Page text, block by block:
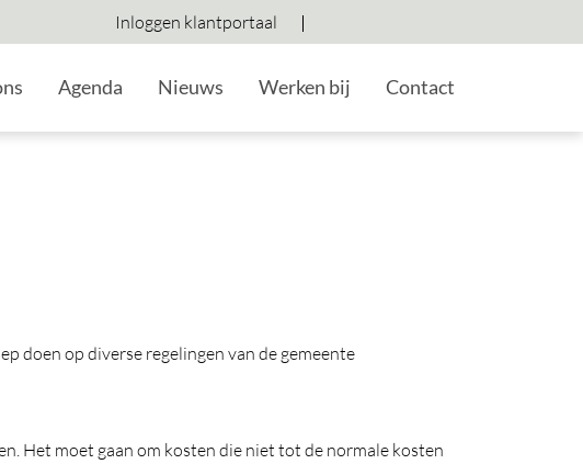
Inloggen klantportaal
Hoog contrast wisselen
Lettergrootte vergroten
Lettergrootte
Agenda Nieuws Werken bij Contact
doen op diverse regelingen van de gemeente
Het moet gaan om kosten die niet tot de normale kosten